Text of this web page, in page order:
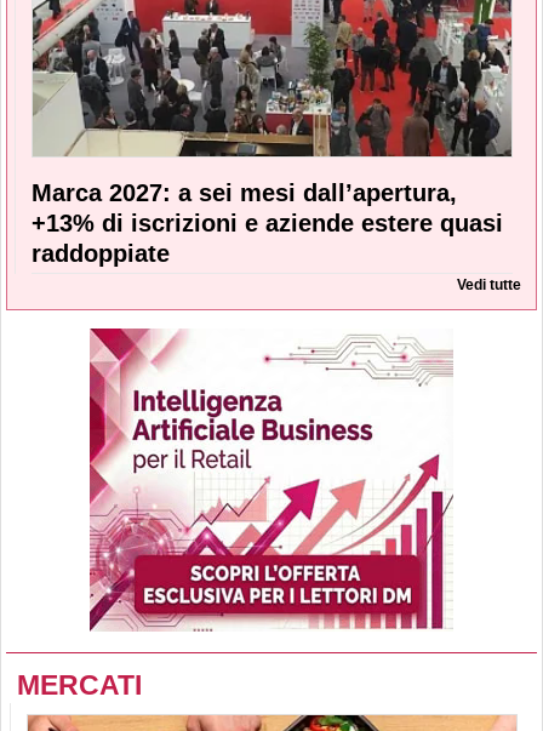
Marca 2027: a sei mesi dall’apertura,
+13% di iscrizioni e aziende estere quasi
raddoppiate
Vedi tutte
MERCATI